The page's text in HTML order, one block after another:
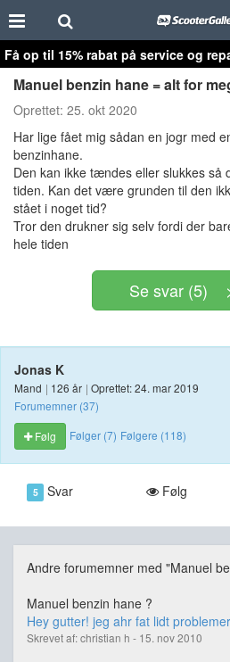
Få op til 15% rabat på service og
Manuel benzin hane = alt for
Oprettet: 25. okt 2020
Har lige fået mig sådan en jogr med
benzinhane.
Den kan ikke tændes eller slukkes så
tiden. Kan det være grunden til den
stået i noget tid?
Tror den drukner sig selv fordi der
hele tiden
Se svar (5)
Jonas K
Mand | 126 år | Oprettet: 24. mar 2019
Forumemner (37)
Følg
Følger (7) Følgere (118)
5 Svar Følg
Andre forumemner med "Manuel
Manuel benzin hane ?
Hey gutter! jeg ahr fat lidt
Skrevet af: christian h - 15. nov 2010